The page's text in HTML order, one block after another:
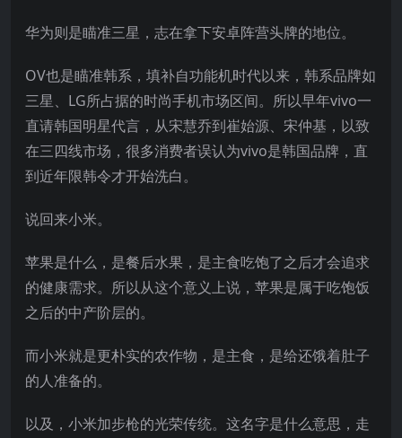
华为则是瞄准三星，志在拿下安卓阵营头牌的地位。
OV也是瞄准韩系，填补自功能机时代以来，韩系品牌如
三星、LG所占据的时尚手机市场区间。所以早年vivo一
直请韩国明星代言，从宋慧乔到崔始源、宋仲基，以致
在三四线市场，很多消费者误认为vivo是韩国品牌，直
到近年限韩令才开始洗白。
说回来小米。
苹果是什么，是餐后水果，是主食吃饱了之后才会追求
的健康需求。所以从这个意义上说，苹果是属于吃饱饭
之后的中产阶层的。
而小米就是更朴实的农作物，是主食，是给还饿着肚子
的人准备的。
以及，小米加步枪的光荣传统。这名字是什么意思，走